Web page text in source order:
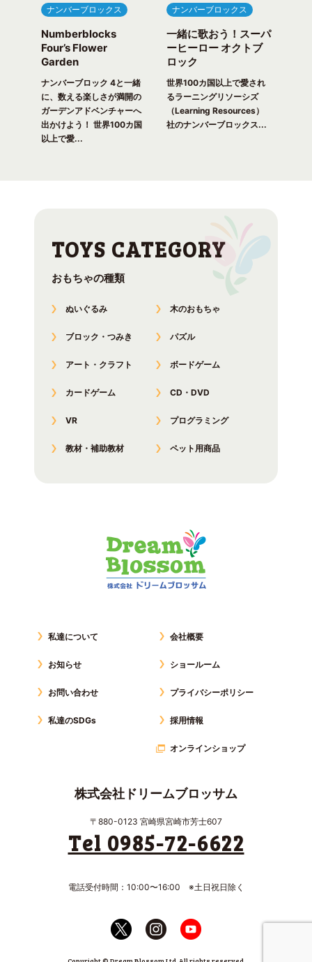
ナンバーブロックス
Numberblocks
Four’s Flower
Garden
ナンバーブロック 4と一緒
に、数える楽しさが満開の
ガーデンアドベンチャーへ
出かけよう！ 世界100カ国
以上で愛...
ナンバーブロックス
一緒に歌おう！スーパ
ーヒーロー オクトブ
ロック
世界100カ国以上で愛され
るラーニングリソーシズ
（Learning Resources）
社のナンバーブロックス...
おもちゃの種類
ぬいぐるみ 木のおもちゃ
ブロック・つみき パズル
アート・クラフト ボードゲーム
カードゲーム CD・DVD
VR プログラミング
教材・補助教材 ペット用商品
私達について
お知らせ
お問い合わせ
私達のSDGs
会社概要
ショールーム
プライバシーポリシー
採用情報
オンラインショップ
株式会社ドリームブロッサム
〒880-0123 宮崎県宮崎市芳士607
Tel 0985-72-6622
電話受付時間：10:00〜16:00 ※土日祝日除く